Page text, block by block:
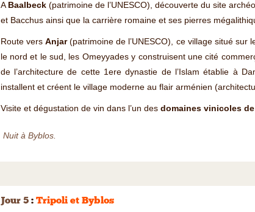
A Baalbeck (patrimoine de l’UNESCO), découverte du site
et Bacchus ainsi que la carrière romaine et ses pierres
Route vers Anjar(patrimoine de l’UNESCO), ce village situé
le nord et le sud, les Omeyyades y construisent une cité
de l’architecture de cette 1ere dynastie de l’Islam établie à
installent et créent le village moderne au flair arménien
Visite et dégustation de vin dans l’un des domaines vinicoles de
Nuit à Byblos.
Jour 5: Tripoli et Byblos